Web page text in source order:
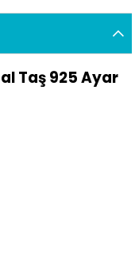
Taş 925 Ayar